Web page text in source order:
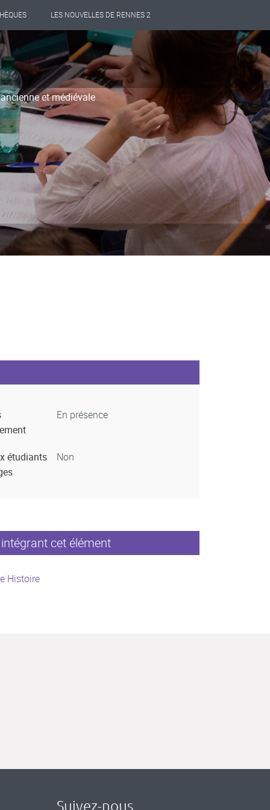
LES NOUVELLES DE RENNES 2
et médiévale
En présence
étudiants
Non
cet élément
Histoire
Suivez-nous